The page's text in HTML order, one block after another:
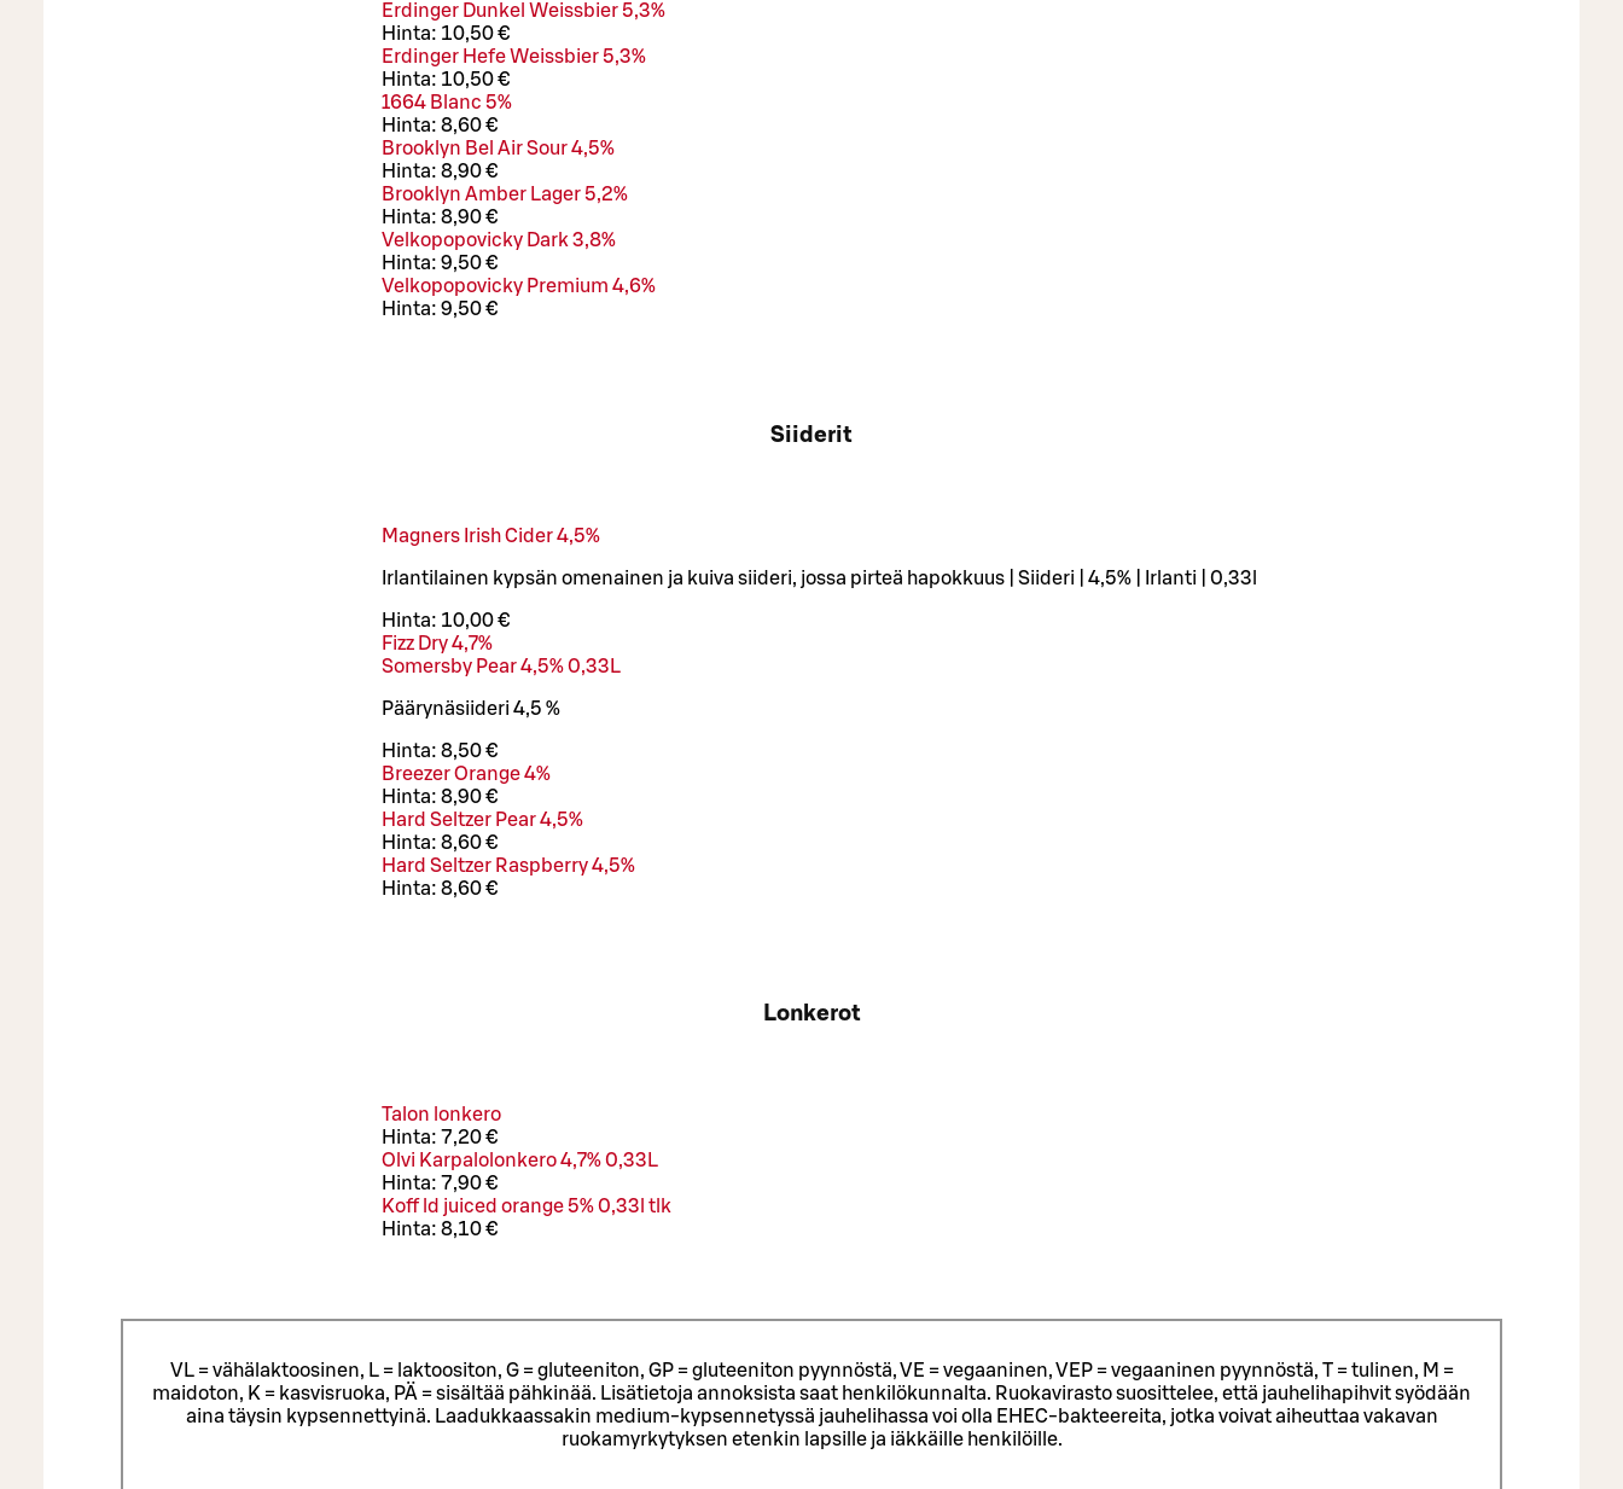
Erdinger Dunkel Weissbier 5,3%
Hinta: 10,50 €
Erdinger Hefe Weissbier 5,3%
Hinta: 10,50 €
1664 Blanc 5%
Hinta: 8,60 €
Brooklyn Bel Air Sour 4,5%
Hinta: 8,90 €
Brooklyn Amber Lager 5,2%
Hinta: 8,90 €
Velkopopovicky Dark 3,8%
Hinta: 9,50 €
Velkopopovicky Premium 4,6%
Hinta: 9,50 €
Siiderit
Magners Irish Cider 4,5%
Irlantilainen kypsän omenainen ja kuiva siideri, jossa pirteä hapokkuus | Siideri | 4,5% | Irlanti | 0,33l
Hinta: 10,00 €
Fizz Dry 4,7%
Somersby Pear 4,5% 0,33L
Päärynäsiideri 4,5 %
Hinta: 8,50 €
Breezer Orange 4%
Hinta: 8,90 €
Hard Seltzer Pear 4,5%
Hinta: 8,60 €
Hard Seltzer Raspberry 4,5%
Hinta: 8,60 €
Lonkerot
Talon lonkero
Hinta: 7,20 €
Olvi Karpalolonkero 4,7% 0,33L
Hinta: 7,90 €
Koff ld juiced orange 5% 0,33l tlk
Hinta: 8,10 €
VL = vähälaktoosinen, L = laktoositon, G = gluteeniton, GP = gluteeniton pyynnöstä, VE = vegaaninen, VEP = vegaaninen pyynnöstä, T = tulinen, M =
maidoton, K = kasvisruoka, PÄ = sisältää pähkinää. Lisätietoja annoksista saat henkilökunnalta. Ruokavirasto suosittelee, että jauhelihapihvit syödään
aina täysin kypsennettyinä. Laadukkaassakin medium-kypsennetyssä jauhelihassa voi olla EHEC-bakteereita, jotka voivat aiheuttaa vakavan
ruokamyrkytyksen etenkin lapsille ja iäkkäille henkilöille.